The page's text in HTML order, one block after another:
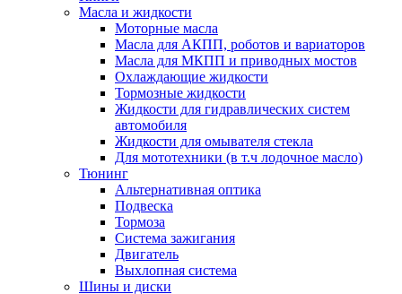
Масла и жидкости
Моторные масла
Масла для АКПП, роботов и вариаторов
Масла для МКПП и приводных мостов
Охлаждающие жидкости
Тормозные жидкости
Жидкости для гидравлических систем
автомобиля
Жидкости для омывателя стекла
Для мототехники (в т.ч лодочное масло)
Тюнинг
Альтернативная оптика
Подвеска
Тормоза
Система зажигания
Двигатель
Выхлопная система
Шины и диски